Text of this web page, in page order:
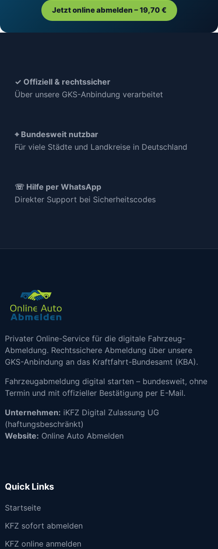
Jetzt online abmelden – 19,70 €
✓ Offiziell & rechtssicher
Über unsere GKS-Anbindung verarbeitet
⌖ Bundesweit nutzbar
Für viele Städte und Landkreise in Deutschland
☏ Hilfe per WhatsApp
Direkter Support bei Sicherheitscodes
Privater Online-Service für die digitale Fahrzeug-
Abmeldung. Rechtssichere Abmeldung über unsere
GKS-Anbindung an das Kraftfahrt-Bundesamt (KBA).
Fahrzeugabmeldung digital starten – bundesweit, ohne
Termin und mit offizieller Bestätigung per E-Mail.
Unternehmen: iKFZ Digital Zulassung UG
(haftungsbeschränkt)
Website: Online Auto Abmelden
Quick Links
Startseite
KFZ sofort abmelden
KFZ online anmelden